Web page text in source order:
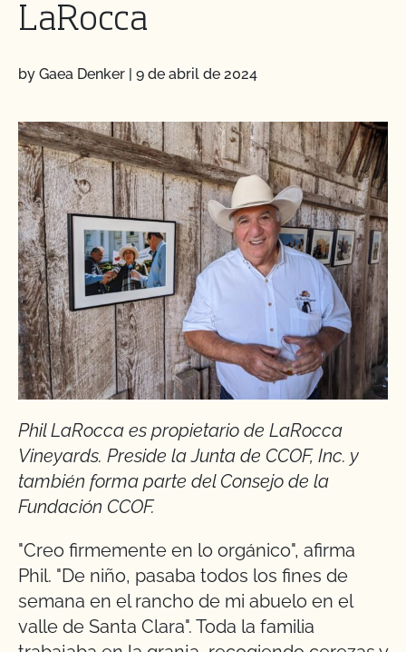
LaRocca
by Gaea Denker | 9 de abril de 2024
Phil LaRocca es propietario de LaRocca
Vineyards. Preside la Junta de CCOF, Inc. y
también forma parte del Consejo de la
Fundación CCOF.
"Creo firmemente en lo orgánico", afirma
Phil. "De niño, pasaba todos los fines de
semana en el rancho de mi abuelo en el
valle de Santa Clara". Toda la familia